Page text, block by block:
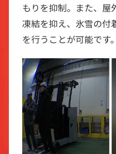
もりを抑制。また、屋
凍結を抑え、氷雪の付
を行うことが可能です。